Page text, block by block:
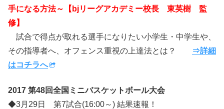
手になる方法～【bjリーグアカデミー校長 東英樹 監
修】
試合で得点が取れる選手になりたい小学生・中学生や、
その指導者へ、オフェンス重視の上達法とは？
⇒詳細
はコチラへ
2017 第48回全国ミニバスケットボール大会
◆3月29日 第7試合(16:00～) 結果速報！